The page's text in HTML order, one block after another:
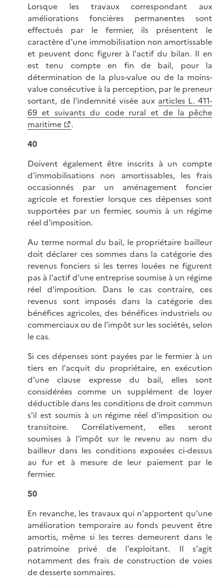
Lorsque les travaux correspondant aux
améliorations foncières permanentes sont
effectués par le fermier, ils présentent le
caractère d'une immobilisation non amortissable
et peuvent donc figurer à l'actif du bilan. Il en
est tenu compte en fin de bail, pour la
détermination de la plus-value ou de la moins-
value consécutive à la perception, par le preneur
sortant, de l'indemnité visée aux articles L. 411-
69 et suivants du code rural et de la pêche
maritime
.
40
Doivent également être inscrits à un compte
d'immobilisations non amortissables, les frais
occasionnés par un aménagement foncier
agricole et forestier lorsque ces dépenses sont
supportées par un fermier, soumis à un régime
réel d'imposition.
Au terme normal du bail, le propriétaire bailleur
doit déclarer ces sommes dans la catégorie des
revenus fonciers si les terres louées ne figurent
pas à l'actif d'une entreprise soumise à un régime
réel d'imposition. Dans le cas contraire, ces
revenus sont imposés dans la catégorie des
bénéfices agricoles, des bénéfices industriels ou
commerciaux ou de l'impôt sur les sociétés, selon
le cas.
Si ces dépenses sont payées par le fermier à un
tiers en l'acquit du propriétaire, en exécution
d'une clause expresse du bail, elles sont
considérées comme un supplément de loyer
déductible dans les conditions de droit commun
s'il est soumis à un régime réel d'imposition ou
transitoire. Corrélativement, elles seront
soumises à l'impôt sur le revenu au nom du
bailleur dans les conditions exposées ci-dessus
au fur et à mesure de leur paiement par le
fermier.
50
En revanche, les travaux qui n'apportent qu'une
amélioration temporaire au fonds peuvent être
amortis, même si les terres demeurent dans le
patrimoine privé de l'exploitant. Il s'agit
notamment des frais de construction de voies
de desserte sommaires.